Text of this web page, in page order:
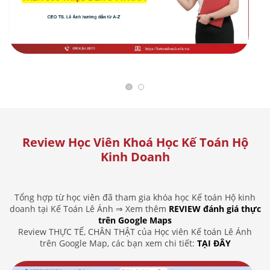
Review Học Viên Khoá Học Kế Toán Hộ
Kinh Doanh
Tổng hợp từ học viên đã tham gia khóa học Kế toán Hộ kinh
doanh tại Kế Toán Lê Ánh ⇒ Xem thêm REVIEW đánh giá thực
trên Google Maps
Review THỰC TẾ, CHÂN THẬT của Học viên Kế toán Lê Ánh
trên Google Map, các bạn xem chi tiết: TẠI ĐÂY